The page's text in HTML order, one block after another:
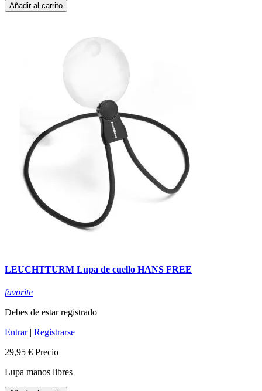
Añadir al carrito
LEUCHTTURM Lupa de cuello HANS FREE
favorite
Debes de estar registrado
Entrar| Registrarse
29,95 € Precio
Lupa manos libres